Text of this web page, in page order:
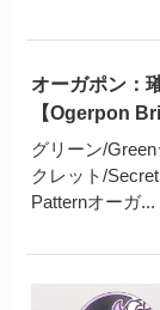
オーガポン：
【Ogerpon
グリーン/
クレット/
Patternオーガ...